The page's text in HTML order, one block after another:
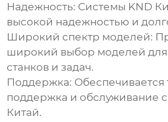
Надежность: Системы KND
высокой надежностью и
Широкий спектр моделей:
широкий выбор моделей для
станков и задач.
Поддержка: Обеспечивается
поддержка и обслуживание
Китай.